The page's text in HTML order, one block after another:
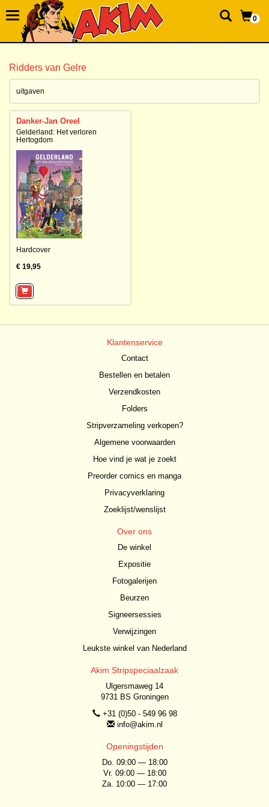
0
Ridders van Gelre
uitgaven
Danker-Jan Oreel
Gelderland: Het verloren
Hertogdom
Hardcover
€ 19,95
Klantenservice
Contact
Bestellen en betalen
Verzendkosten
Folders
Stripverzameling verkopen?
Algemene voorwaarden
Hoe vind je wat je zoekt
Preorder comics en manga
Privacyverklaring
Zoeklijst/wenslijst
Over ons
De winkel
Expositie
Fotogalerijen
Beurzen
Signeersessies
Verwijzingen
Leukste winkel van Nederland
Akim Stripspeciaalzaak
Ulgersmaweg 14
9731 BS Groningen
+31 (0)50 - 549 96 98
info@akim.nl
Openingstijden
Do. 09:00 — 18:00
Vr. 09:00 — 18:00
Za. 10:00 — 17:00